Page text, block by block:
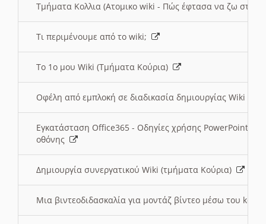
Τμήματα Κολλια (Ατομικο wiki - Πώς έφτασα να ζω στην
Τι περιμένουμε από το wiki;
Το 1ο μου Wiki (Τμήματα Κούρια)
Οφέλη από εμπλοκή σε διαδικασία δημιουργίας Wiki
Εγκατάσταση Office365 - Οδηγίες χρήσης PowerPoint
οθόνης
Δημιουργία συνεργατικού Wiki (τμήματα Κούρια)
Μια βιντεοδιδασκαλία για μοντάζ βίντεο μέσω του